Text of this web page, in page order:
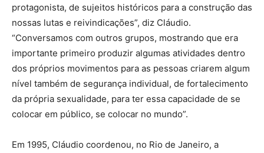
protagonista, de sujeitos históricos para a construção das
nossas lutas e reivindicações”, diz Cláudio.
“Conversamos com outros grupos, mostrando que era
importante primeiro produzir algumas atividades dentro
dos próprios movimentos para as pessoas criarem algum
nível também de segurança individual, de fortalecimento
da própria sexualidade, para ter essa capacidade de se
colocar em público, se colocar no mundo”.
Em 1995, Cláudio coordenou, no Rio de Janeiro, a